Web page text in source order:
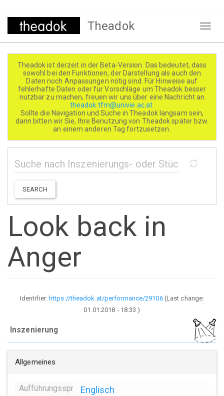
Direkt
Theadok
Theadok ist derzeit in der Beta-Version. Das bedeutet, dass
sowohl bei den Funktionen, der Darstellung als auch den
Daten noch Anpassungen nötig sind. Für Hinweise auf
fehlerhafte Daten oder für Vorschläge um Theadok besser
nutzbar zu machen, freuen wir uns über eine Nachricht an
theadok.tfm@univie.ac.at
Sollte die Navigation und Suche in Theadok langsam sein,
dann bitten wir Sie, Ihre Benutzung von Theadok später bzw.
an einem anderen Tag fortzusetzen.
SEARCH
Look back in
Anger
Identifier:https://theadok.at/performance/29106(Last change:
01.01.2018 - 18:33 )
Inszenierung
Allgemeines
AufführungsspracheEnglisch